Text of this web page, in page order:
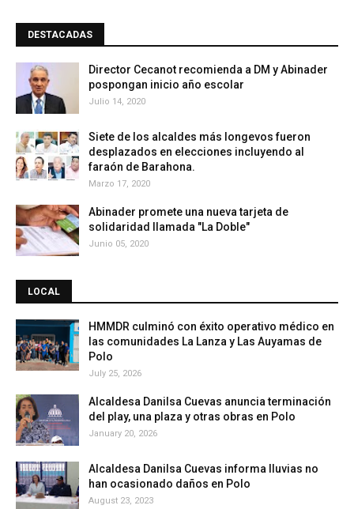
DESTACADAS
Director Cecanot recomienda a DM y Abinader
pospongan inicio año escolar
Julio 14, 2020
Siete de los alcaldes más longevos fueron
desplazados en elecciones incluyendo al
faraón de Barahona.
Marzo 17, 2020
Abinader promete una nueva tarjeta de
solidaridad llamada "La Doble"
Junio 05, 2020
LOCAL
HMMDR culminó con éxito operativo médico en
las comunidades La Lanza y Las Auyamas de
Polo
July 25, 2026
Alcaldesa Danilsa Cuevas anuncia terminación
del play, una plaza y otras obras en Polo
January 20, 2026
Alcaldesa Danilsa Cuevas informa lluvias no
han ocasionado daños en Polo
August 23, 2023